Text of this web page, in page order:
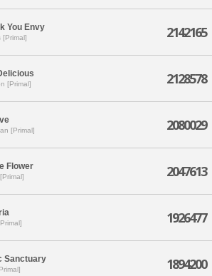
You Envy
[Primal] 2142165
[Primal] 2128578
[Primal] 2080029
Flower 2047613
1926477
Sanctuary 1894200